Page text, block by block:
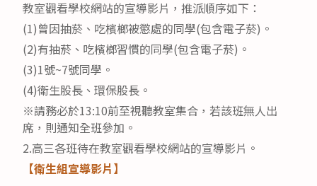
教室觀看學校網站的宣導影片，推派順序如下：
(1)曾因抽菸、吃檳榔被懲處的同學(包含電子菸)。
(2)有抽菸、吃檳榔習慣的同學(包含電子菸)。
(3)1號~7號同學。
(4)衛生股長、環保股長。
※請務必於13:10前至視聽教室集合，若該班無人出
席，則通知全班參加。
2.高三各班待在教室觀看學校網站的宣導影片。
【衛生組宣導影片】